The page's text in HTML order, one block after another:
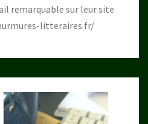
remarquable sur leur site
litteraires.fr/